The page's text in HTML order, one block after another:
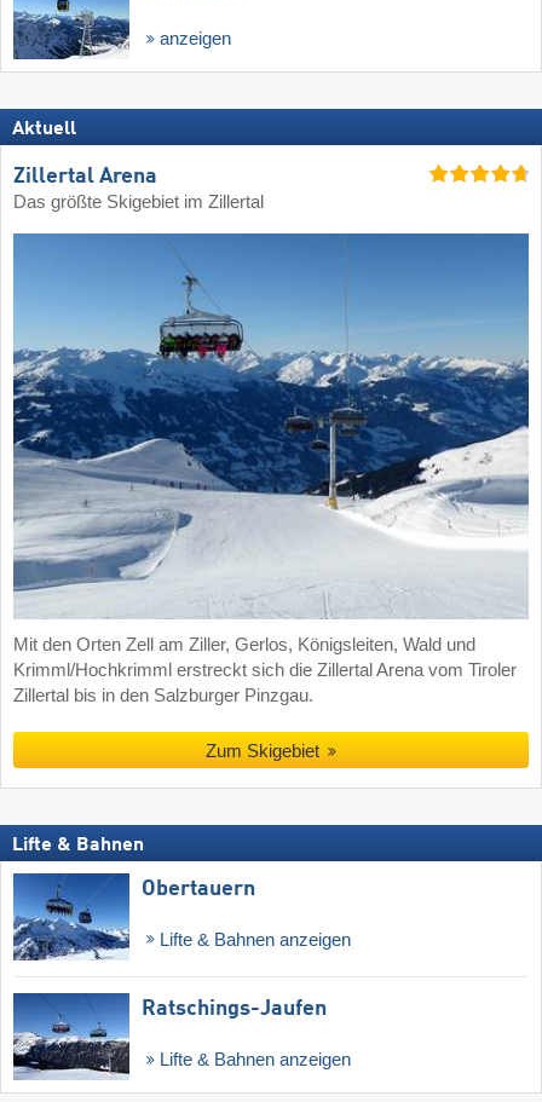
anzeigen
Aktuell
Zillertal Arena
Das größte Skigebiet im Zillertal
Mit den Orten Zell am Ziller, Gerlos, Königsleiten, Wald und
Krimml/Hochkrimml erstreckt sich die Zillertal Arena vom Tiroler
Zillertal bis in den Salzburger Pinzgau.
Zum Skigebiet
Lifte & Bahnen
Obertauern
Lifte & Bahnen anzeigen
Ratschings-Jaufen
Lifte & Bahnen anzeigen